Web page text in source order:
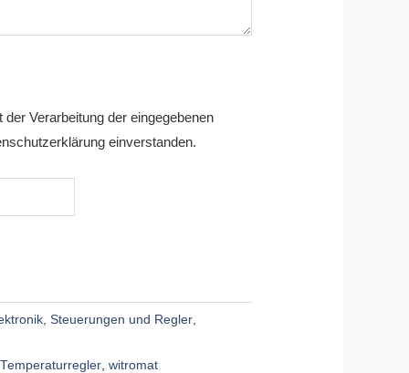
Verarbeitung der eingegebenen
einverstanden.
, Steuerungen und Regler,
Temperaturregler, witromat